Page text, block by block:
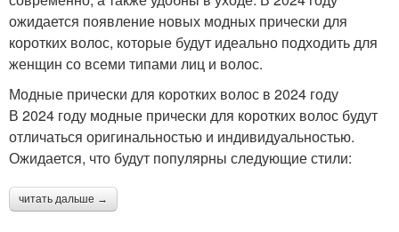
ожидается появление новых модных прически для
коротких волос, которые будут идеально подходить для
женщин со всеми типами лиц и волос.
Модные прически для коротких волос в 2024 году
В 2024 году модные прически для коротких волос будут
отличаться оригинальностью и индивидуальностью.
Ожидается, что будут популярны следующие стили:
читать дальше →